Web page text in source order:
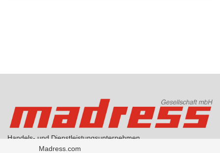
Handels- und Dienstleistungsunternehmen
AGB Handel
Madress.com